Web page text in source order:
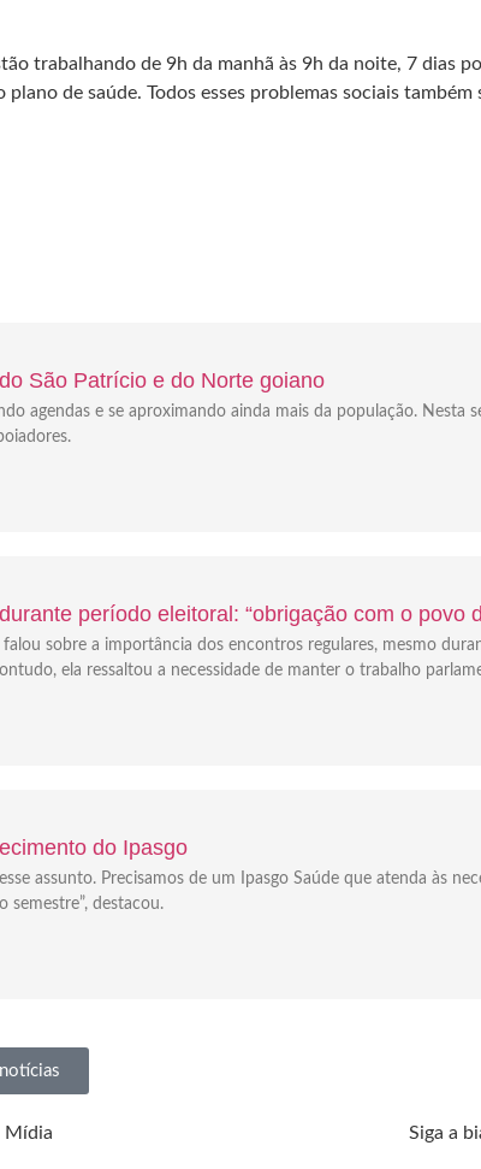
trabalhando de 9h da manhã às 9h da noite, 7 dias
de saúde. Todos esses problemas sociais também
São Patrício e do Norte goiano
agendas e se aproximando ainda mais da população. Nesta
período eleitoral: “obrigação com o povo
sobre a importância dos encontros regulares, mesmo
ela ressaltou a necessidade de manter o trabalho
do Ipasgo
assunto. Precisamos de um Ipasgo Saúde que atenda às
semestre”, destacou.
notícias
Mídia Siga a